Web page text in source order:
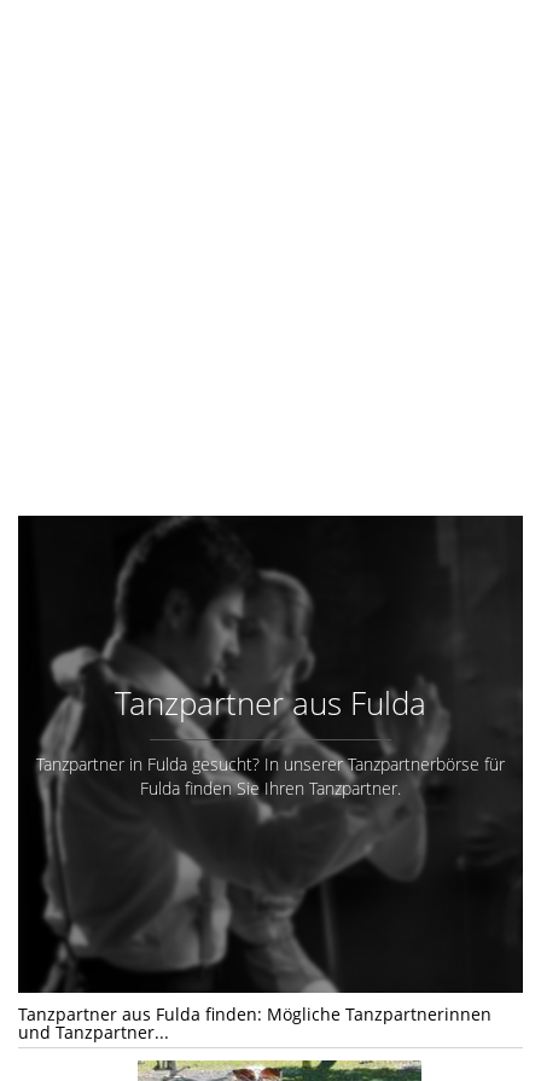
Tanzpartner aus Fulda
Tanzpartner in Fulda gesucht? In unserer Tanzpartnerbörse für
Fulda finden Sie Ihren Tanzpartner.
Tanzpartner aus Fulda finden: Mögliche Tanzpartnerinnen
und Tanzpartner...